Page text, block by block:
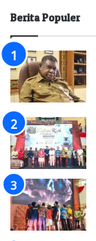
Berita Populer